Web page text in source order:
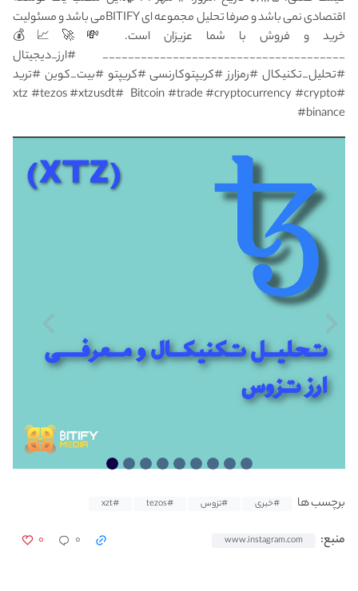
اقتصادی نمی باشد و صرفا تحلیل مجموعه ای BITIFYمی باشد و مسئولیت
خرید و فروش با شما عزیزان است. 💸🚀📈💰
______________________________________ #ارز_دیجیتال
#تحلیل_تکنیکال #رمزارز #کریپتوکارنسی #کریپتو #بیت_کوین #ترید
#Bitcoin #trade #cryptocurrency #crypto ‏ #xtz #tezos #xtzusdt
#binance
برچسب ها #خبری #تزوس #tezos
#xzt
منبع: www.instagram.com ۰ ۰